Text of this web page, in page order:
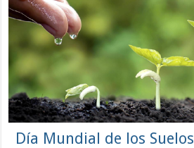
Día Mundial de los Suelos